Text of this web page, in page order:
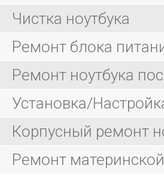
Чистка ноутбука
Ремонт блока
Ремонт ноутбука
Установка/
Корпусный ремонт
Ремонт